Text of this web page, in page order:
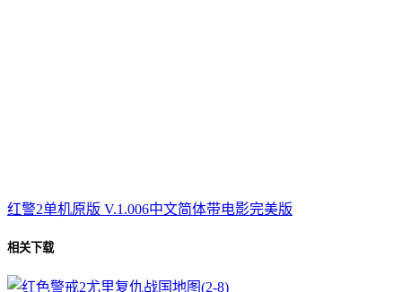
红警2单机原版 V.1.006中文简体带电影完美版
相关下载